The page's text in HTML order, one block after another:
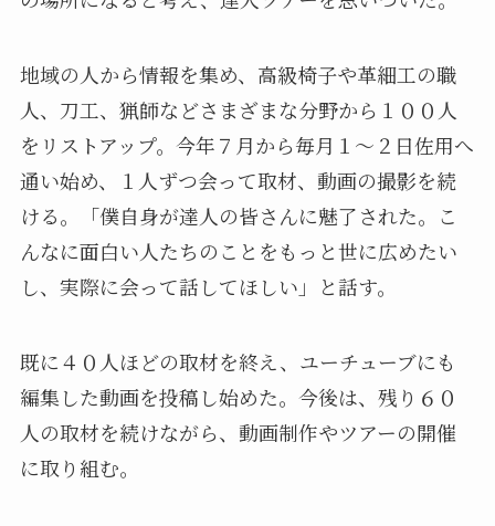
地域の人から情報を集め、高級椅子や革細工の職
人、刀工、猟師などさまざまな分野から１００人
をリストアップ。今年７月から毎月１～２日佐用へ
通い始め、１人ずつ会って取材、動画の撮影を続
ける。「僕自身が達人の皆さんに魅了された。こ
んなに面白い人たちのことをもっと世に広めたい
し、実際に会って話してほしい」と話す。
既に４０人ほどの取材を終え、ユーチューブにも
編集した動画を投稿し始めた。今後は、残り６０
人の取材を続けながら、動画制作やツアーの開催
に取り組む。